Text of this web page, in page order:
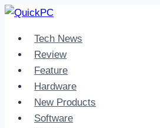
Skip
contentTech News
Review
Feature
Hardware
New Products
Software